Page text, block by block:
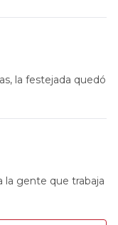
la festejada quedó
la gente que trabaja